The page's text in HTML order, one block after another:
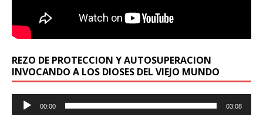
REZO DE PROTECCION Y AUTOSUPERACION
INVOCANDO A LOS DIOSES DEL VIEJO MUNDO
Reproductor
00:00 03:08